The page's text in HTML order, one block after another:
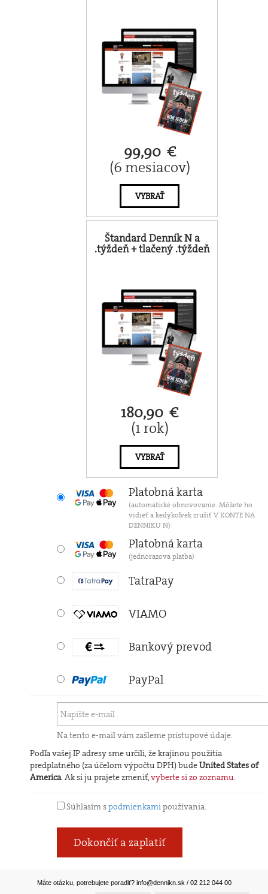
99,90 €
(6 mesiacov)
VYBRAŤ
Štandard Denník N a
.týždeň + tlačený .týždeň
180,90 €
(1 rok)
VYBRAŤ
Platobná karta
(automatické obnovovanie. Môžete ho
vidieť a kedykoľvek zrušiť V KONTE NA
DENNÍKU N)
Platobná karta
(jednorazová platba)
TatraPay
VIAMO
Bankový prevod
PayPal
Na tento e-mail vám zašleme prístupové údaje.
Podľa vašej IP adresy sme určili, že krajinou použitia
predplatného (za účelom výpočtu DPH) budeUnited States of
America. Ak si ju prajete zmeniť,vyberte si zo zoznamu.
Súhlasím spodmienkamipoužívania.
Dokončiť a zaplatiť
Máte otázku, potrebujete poradiť? info@dennikn.sk / 02 212 044 00